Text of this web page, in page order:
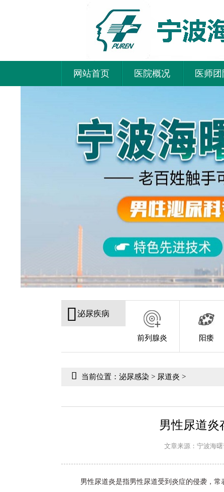
网站首页 医院概况 医师团
泌尿疾病
前列腺炎 阳痿
当前位置： 泌尿感染 > 尿道炎 >
男性尿道炎
文章来源：宁波海
男性尿道炎是指男性尿道受到炎症的侵袭，